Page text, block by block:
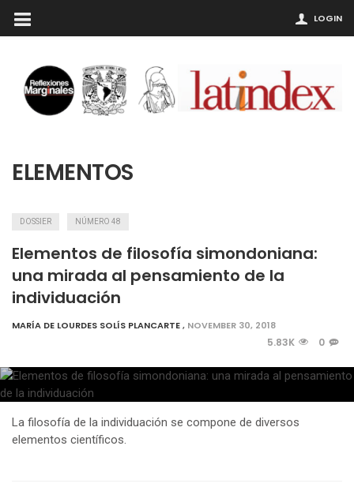
LOGIN
ELEMENTOS
DOSSIER NÚMERO 48
Elementos de filosofía simondoniana:
una mirada al pensamiento de la
individuación
MARÍA DE LOURDES SOLÍS PLANCARTE, NOVEMBER 30, 2018
5.83K 0
La filosofía de la individuación se compone de diversos
elementos científicos.